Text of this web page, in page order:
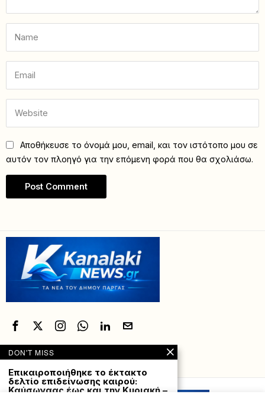
Αποθήκευσε το όνομά μου, email, και τον ιστότοπο μου σε
αυτόν τον πλοηγό για την επόμενη φορά που θα σχολιάσω.
DON'T MISS
Επικαιροποιήθηκε το έκτακτο
δελτίο επιδείνωσης καιρού:
Καύσωναας έως και την Κυριακή –